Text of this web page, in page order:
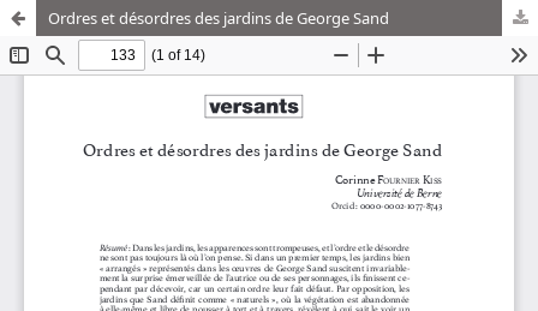
Ordres et désordres des jardins de George Sand